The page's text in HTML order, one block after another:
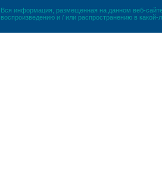
Вся информация, размещенная на данном веб-
воспроизведению и / или распространению в